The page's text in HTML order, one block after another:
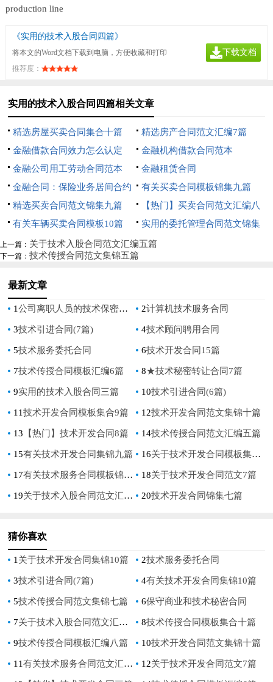
production line
《实用的技术入股合同四篇》
将本文的Word文档下载到电脑，方便收藏和打印
推荐度：
下载文档
实用的技术入股合同四篇相关文章
精选房屋买卖合同集合十篇
精选房产合同范文汇编7篇
金融借款合同效力怎么认定
金融机构借款合同范本
金融公司用工劳动合同范本
金融租赁合同
金融合同：保险业务居间合约
有关买卖合同模板锦集九篇
精选买卖合同范文锦集九篇
【热门】买卖合同范文汇编八
篇
有关车辆买卖合同模板10篇
实用的委托管理合同范文锦集
九篇
上一篇： 关于技术入股合同范文汇编五篇
下一篇： 技术传授合同范文集锦五篇
最新文章
1公司离职人员的技术保密合同 2计算机技术服务合同
3技术引进合同(7篇) 4技术顾问聘用合同
5技术服务委托合同 6技术开发合同15篇
7技术传授合同模板汇编6篇 8★技术秘密转让合同7篇
9实用的技术入股合同三篇 10技术引进合同(6篇)
11技术开发合同模板集合9篇 12技术开发合同范文集锦十篇
13 【热门】技术开发合同8篇 14技术传授合同范文汇编五篇
15有关技术开发合同集锦九篇 16关于技术开发合同模板集锦6篇
17有关技术服务合同模板锦集七篇 18关于技术开发合同范文7篇
19关于技术入股合同范文汇编七篇 20技术开发合同锦集七篇
猜你喜欢
1 关于技术开发合同集锦10篇 2技术服务委托合同
3技术引进合同(7篇) 4有关技术开发合同集锦10篇
5技术传授合同范文集锦七篇 6保守商业和技术秘密合同
7关于技术入股合同范文汇编8篇 8技术传授合同模板集合十篇
9技术传授合同模板汇编八篇 10技术开发合同范文集锦十篇
11有关技术服务合同范文汇总七篇 12关于技术开发合同范文7篇